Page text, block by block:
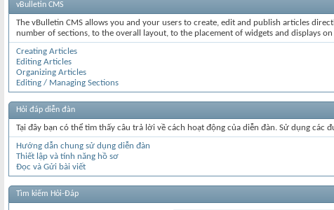
vBulletin CMS
The vBulletin CMS allows you and your users to create, edit and publish articles
number of sections, to the overall layout, to the placement of widgets and displays on
Creating Articles
Editing Articles
Organizing Articles
Editing / Managing Sections
Hỏi đáp diễn đàn
Tại đây bạn có thể tìm thấy câu trả lời về cách hoạt động của diễn đàn. Sử dụng các
Hướng dẫn chung sử dụng diễn đàn
Thiết lập và tính năng hồ sơ
Đọc và Gửi bài viết
Tìm kiếm Hỏi-Đáp